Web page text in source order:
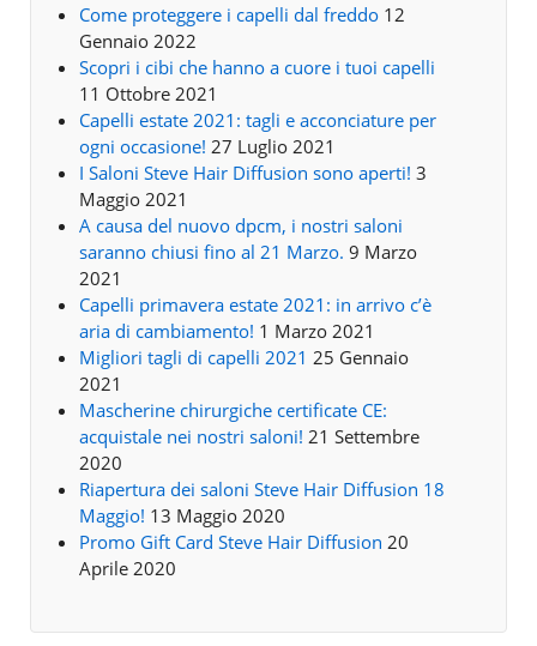
Come proteggere i capelli dal freddo 12
Gennaio 2022
Scopri i cibi che hanno a cuore i tuoi capelli
11 Ottobre 2021
Capelli estate 2021: tagli e acconciature per
ogni occasione! 27 Luglio 2021
I Saloni Steve Hair Diffusion sono aperti! 3
Maggio 2021
A causa del nuovo dpcm, i nostri saloni
saranno chiusi fino al 21 Marzo. 9 Marzo
2021
Capelli primavera estate 2021: in arrivo c’è
aria di cambiamento! 1 Marzo 2021
Migliori tagli di capelli 2021 25 Gennaio
2021
Mascherine chirurgiche certificate CE:
acquistale nei nostri saloni! 21 Settembre
2020
Riapertura dei saloni Steve Hair Diffusion 18
Maggio! 13 Maggio 2020
Promo Gift Card Steve Hair Diffusion 20
Aprile 2020